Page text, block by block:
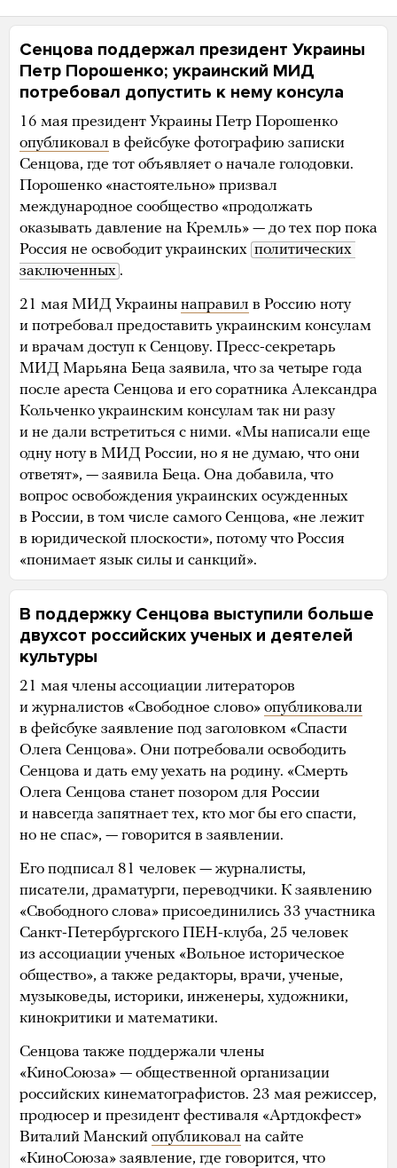
Сенцова поддержал президент Украины
Петр Порошенко; украинский МИД
потребовал допустить к нему консула
16 мая президент Украины Петр Порошенко
опубликовал в фейсбуке фотографию записки
Сенцова, где тот объявляет о начале голодовки.
Порошенко «настоятельно» призвал
международное сообщество «продолжать
оказывать давление на Кремль» — до тех пор пока
Россия не освободит украинских политических
заключенных .
21 мая МИД Украины направил в Россию ноту
и потребовал предоставить украинским консулам
и врачам доступ к Сенцову. Пресс-секретарь
МИД Марьяна Беца заявила, что за четыре года
после ареста Сенцова и его соратника Александра
Кольченко украинским консулам так ни разу
и не дали встретиться с ними. «Мы написали еще
одну ноту в МИД России, но я не думаю, что они
ответят», — заявила Беца. Она добавила, что
вопрос освобождения украинских осужденных
в России, в том числе самого Сенцова, «не лежит
в юридической плоскости», потому что Россия
«понимает язык силы и санкций».
В поддержку Сенцова выступили больше
двухсот российских ученых и деятелей
культуры
21 мая члены ассоциации литераторов
и журналистов «Свободное слово» опубликовали
в фейсбуке заявление под заголовком «Спасти
Олега Сенцова». Они потребовали освободить
Сенцова и дать ему уехать на родину. «Смерть
Олега Сенцова станет позором для России
и навсегда запятнает тех, кто мог бы его спасти,
но не спас», — говорится в заявлении.
Его подписал 81 человек — журналисты,
писатели, драматурги, переводчики. К заявлению
«Свободного слова» присоединились 33 участника
Санкт-Петербургского ПЕН-клуба, 25 человек
из ассоциации ученых «Вольное историческое
общество», а также редакторы, врачи, ученые,
музыковеды, историки, инженеры, художники,
кинокритики и математики.
Сенцова также поддержали члены
«КиноСоюза» — общественной организации
российских кинематографистов. 23 мая режиссер,
продюсер и президент фестиваля «Артдокфест»
Виталий Манский опубликовал на сайте
«КиноСоюза» заявление, где говорится, что